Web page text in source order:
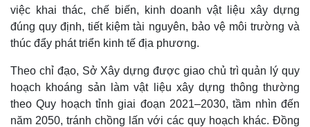
việc khai thác, chế biến, kinh doanh vật liệu xây dựng
đúng quy định, tiết kiệm tài nguyên, bảo vệ môi trường và
thúc đẩy phát triển kinh tế địa phương.
Theo chỉ đạo, Sở Xây dựng được giao chủ trì quản lý quy
hoạch khoáng sản làm vật liệu xây dựng thông thường
theo Quy hoạch tỉnh giai đoạn 2021–2030, tầm nhìn đến
năm 2050, tránh chồng lấn với các quy hoạch khác. Đồng